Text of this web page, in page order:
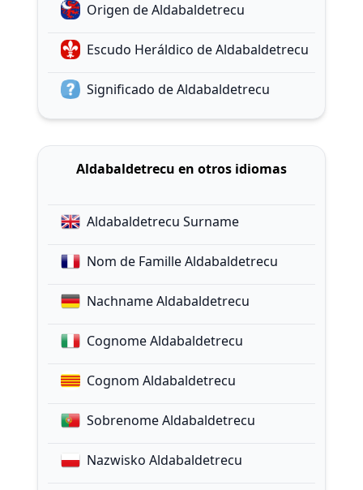
Origen de Aldabaldetrecu
Escudo Heráldico de Aldabaldetrecu
Significado de Aldabaldetrecu
Aldabaldetrecu en otros idiomas
Aldabaldetrecu Surname
Nom de Famille Aldabaldetrecu
Nachname Aldabaldetrecu
Cognome Aldabaldetrecu
Cognom Aldabaldetrecu
Sobrenome Aldabaldetrecu
Nazwisko Aldabaldetrecu